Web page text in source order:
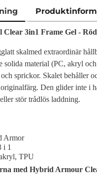
Clear 3in1 Frame Gel - Röd
skalmed extraordinär
solida material (PC, akryl
sprickor. Skalet behåller
Den glider inte i
stör trådlös laddning.
Armor
i 1
TPU
med Hybrid Armour